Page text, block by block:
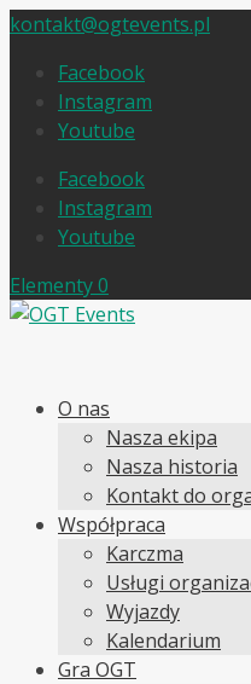
kontakt@ogtevents.pl
Facebook
Instagram
Youtube
Facebook
Instagram
Youtube
Elementy 0
O nas
Nasza ekipa
Nasza historia
Kontakt do
Współpraca
Karczma
Usługi
Wyjazdy
Kalendarium
Gra OGT